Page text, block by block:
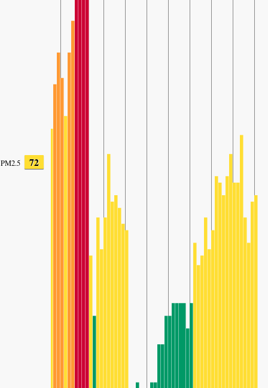
PM2.5 72